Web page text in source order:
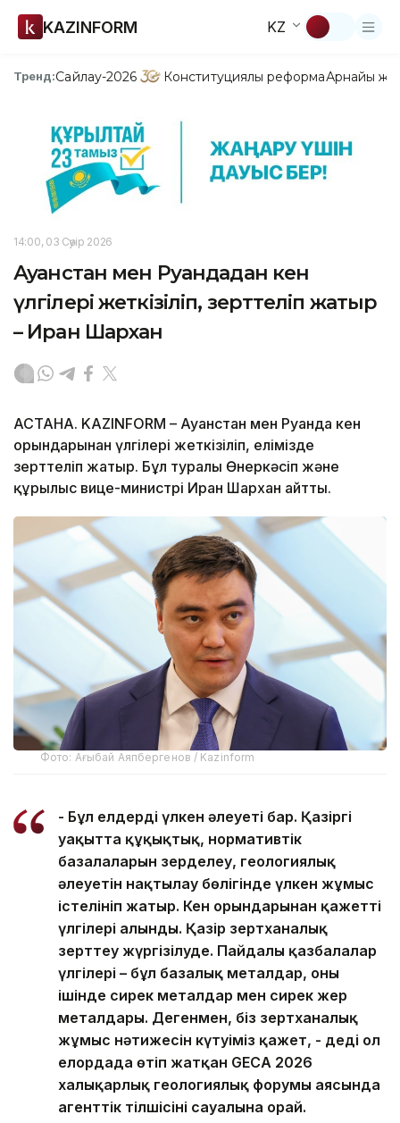
KAZINFORM KZ
Тренд:Сайлау-2026 Конституциялық реформаАрнайы
14:00, 03 Сәуір 2026
Ауғанстан мен Руандадан кен
үлгілері жеткізіліп, зерттеліп жатыр
– Иран Шархан
АСТАНА. KAZINFORM – Ауғанстан мен Руанда кен
орындарынан үлгілері жеткізіліп, елімізде
зерттеліп жатыр. Бұл туралы Өнеркәсіп және
құрылыс вице-министрі Иран Шархан айтты.
Фото: Ағыбай Аяпбергенов / Kazinform
- Бұл елдердің үлкен әлеуеті бар. Қазіргі
уақытта құқықтық, нормативтік
базалаларын зерделеу, геологиялық
әлеуетін нақтылау бөлігінде үлкен жұмыс
істелініп жатыр. Кен орындарынан қажетті
үлгілері алынды. Қазір зертханалық
зерттеу жүргізілуде. Пайдалы қазбалалар
үлгілері – бұл базалық металдар, оның
ішінде сирек металдар мен сирек жер
металдары. Дегенмен, біз зертханалық
жұмыс нәтижесін күтуіміз қажет, - деді ол
елордада өтіп жатқан GECA 2026
халықарлық геологиялық форумы аясында
агенттік тілшісінің сауалына орай.